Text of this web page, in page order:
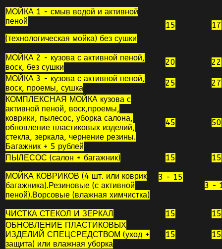
МОЙКА 1 - смыв водой и активной
пеной
(технологическая мойка) без сушки
15 17
МОЙКА 2 - кузова с активной пеной,
воск, без сушки
20
22
МОЙКА 3 - кузова с активной пеной,
воск, проемы, сушка
25
27
КОМПЛЕКСНАЯ МОЙКА кузова с
активной пеной, воск,проемы,
коврики, пылесос, уборка салона,
обновление пластиковых изделий,
стекла, зеркала, чернение резины.
Багажник + 5 рублей
45 50
ПЫЛЕСОС (салон + багажник) 15
15
МОЙКА КОВРИКОВ (4 шт. или коврик
багажника).Резиновые (с активной
пеной).Ворсовые (влажная химчистка)
3 - 15
3 -
ЧИСТКА СТЕКОЛ И ЗЕРКАЛ 15
15
ОБНОВЛЕНИЕ ПЛАСТИКОВЫХ
ИЗДЕЛИЙ СПЕЦСРЕДСТВОМ (уход +
защита) или влажная уборка
15 15